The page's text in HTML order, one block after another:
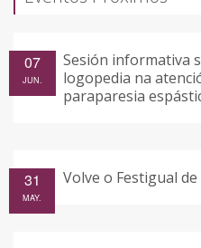
Sesión informativa
logopedia na
paraparesia
07
JUN.
Volve o Festigual
31
MAY.